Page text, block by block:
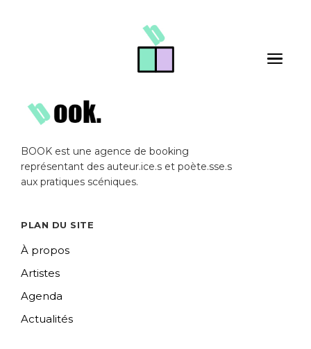
Toggle
BOOK est une agence de booking
représentant des auteur.ice.s et poète.sse.s
aux pratiques scéniques.
PLAN DU SITE
À propos
Artistes
Agenda
Actualités